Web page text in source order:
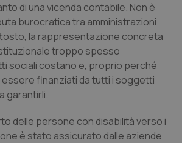
di una vicenda contabile. Non è
burocratica tra amministrazioni
la rappresentazione concreta
troppo spesso
sociali costano e, proprio perché
finanziati da tutti i soggetti
garantirli.
delle persone con disabilità verso i
è stato assicurato dalle aziende